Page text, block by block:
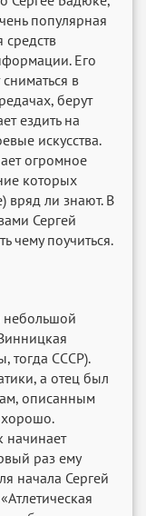
популярная
средств
Его
в
берут
ездить на
искусства.
огромное
которых
вряд ли знают. В
Сергей
чему поучиться.
небольшой
тогда СССР).
а отец был
описанным
хорошо.
начинает
раз ему
начала Сергей